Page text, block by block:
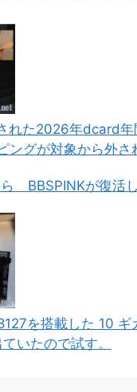
れた2026年dcard年
ングが対象から外さ
BBSPINKが復活し
を搭載した 10 ギ
いたので試す。